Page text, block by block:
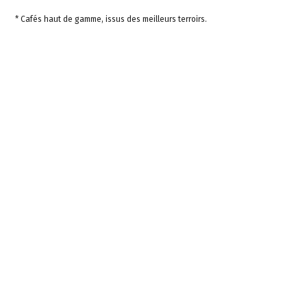
* Cafés haut de gamme, issus des meilleurs terroirs.